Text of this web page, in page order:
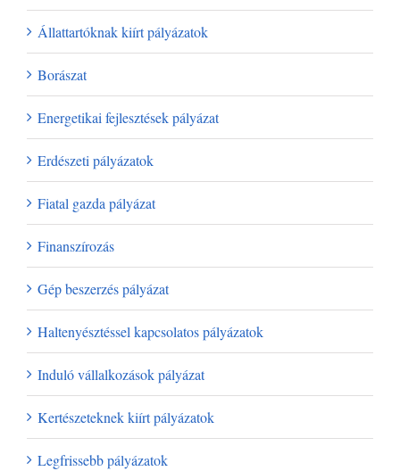
Állattartóknak kiírt pályázatok
Borászat
Energetikai fejlesztések pályázat
Erdészeti pályázatok
Fiatal gazda pályázat
Finanszírozás
Gép beszerzés pályázat
Haltenyésztéssel kapcsolatos pályázatok
Induló vállalkozások pályázat
Kertészeteknek kiírt pályázatok
Legfrissebb pályázatok